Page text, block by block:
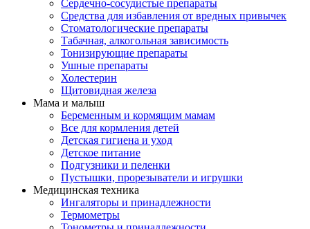
Сердечно-сосудистые препараты
Средства для избавления от вредных привычек
Стоматологические препараты
Табачная, алкогольная зависимость
Тонизирующие препараты
Ушные препараты
Холестерин
Щитовидная железа
Мама и малыш
Беременным и кормящим мамам
Все для кормления детей
Детская гигиена и уход
Детское питание
Подгузники и пеленки
Пустышки, прорезыватели и игрушки
Медицинская техника
Ингаляторы и принадлежности
Термометры